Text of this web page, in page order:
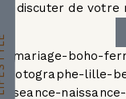
et discuter de votre